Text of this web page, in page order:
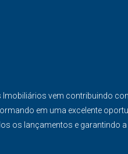
Imobiliários vem contribuindo
em uma excelente
os lançamentos e garantindo